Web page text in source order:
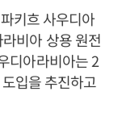
키흐 사우디아
비아 상용 원전
디아라비아는 2
입을 추진하고